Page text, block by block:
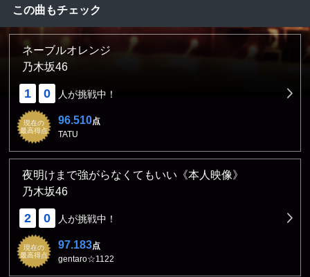
この曲もチェック
ネーブルオレンジ
乃木坂46
1 0 人が挑戦中！
現在の
最高得点
96.510点
TATU
夜明けまで強がらなくてもいい《本人映像》
乃木坂46
2 0 人が挑戦中！
現在の
最高得点
97.183点
gentaro☆1122